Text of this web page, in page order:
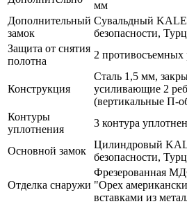
мм
Дополнительный
замок
Сувальдный KALE
безопасности,
Защита от снятия
полотна
2 противосъемных
Конструкция
Сталь 1,5 мм,
усиливающие 2
(вертикальные П-
Контуры
уплотнения
3 контура
Основной замок
Цилиндровый
безопасности,
Отделка снаружи
Фрезерованная
"Орех
вставками из